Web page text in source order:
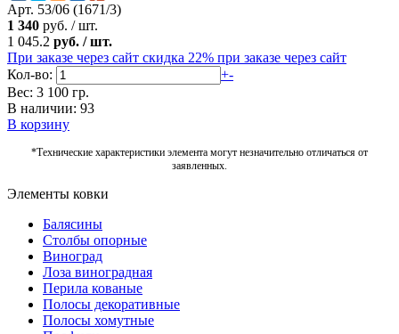
Арт. 53/06 (1671/3)
1 340 руб. /шт.
1 045.2 руб. /шт.
При заказе через сайт скидка 22% при заказе через сайт
Кол-во:
+-
Вес: 3 100 гр.
В наличии: 93
В корзину
*Технические характеристики элемента могут незначительно отличаться от
заявленных.
Элементы ковки
Балясины
Столбы опорные
Виноград
Лоза виноградная
Перила кованые
Полосы декоративные
Полосы хомутные